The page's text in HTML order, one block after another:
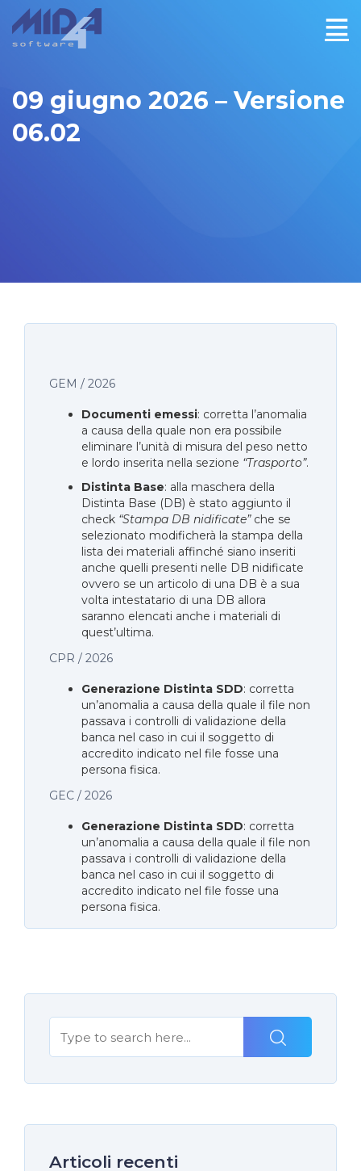
09 giugno 2026 – Versione
06.02
GEM / 2026
Documenti emessi: corretta l’anomalia
a causa della quale non era possibile
eliminare l’unità di misura del peso netto
e lordo inserita nella sezione “Trasporto”.
Distinta Base: alla maschera della
Distinta Base (DB) è stato aggiunto il
check “Stampa DB nidificate”che se
selezionato modificherà la stampa della
lista dei materiali affinché siano inseriti
anche quelli presenti nelle DB nidificate
ovvero se un articolo di una DB è a sua
volta intestatario di una DB allora
saranno elencati anche i materiali di
quest’ultima.
CPR / 2026
Generazione Distinta SDD: corretta
un’anomalia a causa della quale il file non
passava i controlli di validazione della
banca nel caso in cui il soggetto di
accredito indicato nel file fosse una
persona fisica.
GEC / 2026
Generazione Distinta SDD: corretta
un’anomalia a causa della quale il file non
passava i controlli di validazione della
banca nel caso in cui il soggetto di
accredito indicato nel file fosse una
persona fisica.
Articoli recenti